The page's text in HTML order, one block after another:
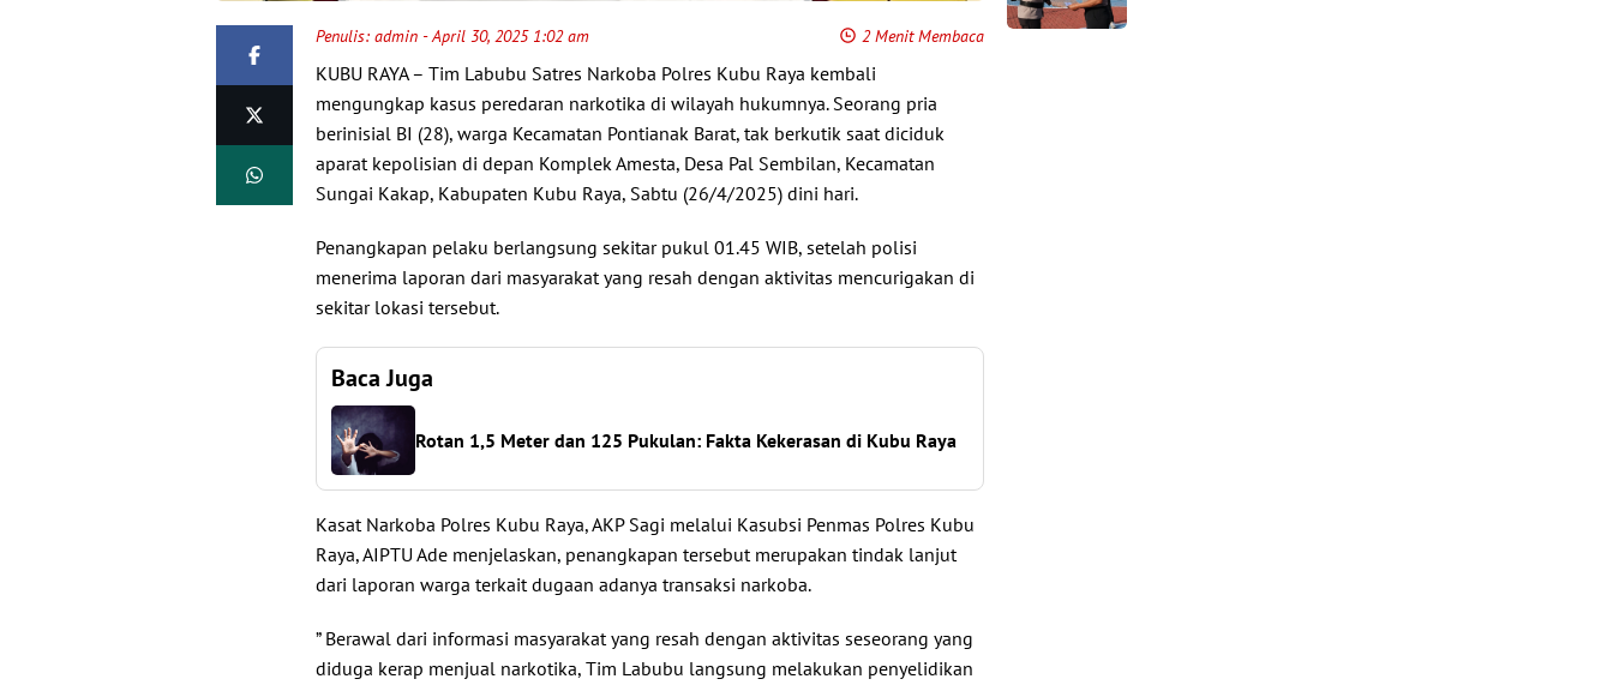
Penulis:admin - April 30, 2025 1:02 am 2 Menit Membaca
KUBU RAYA – Tim Labubu Satres Narkoba Polres Kubu Raya kembali
mengungkap kasus peredaran narkotika di wilayah hukumnya. Seorang pria
berinisial BI (28), warga Kecamatan Pontianak Barat, tak berkutik saat diciduk
aparat kepolisian di depan Komplek Amesta, Desa Pal Sembilan, Kecamatan
Sungai Kakap, Kabupaten Kubu Raya, Sabtu (26/4/2025) dini hari.
Penangkapan pelaku berlangsung sekitar pukul 01.45 WIB, setelah polisi
menerima laporan dari masyarakat yang resah dengan aktivitas mencurigakan di
sekitar lokasi tersebut.
Baca Juga
Rotan 1,5 Meter dan 125 Pukulan: Fakta Kekerasan di Kubu Raya
Kasat Narkoba Polres Kubu Raya, AKP Sagi melalui Kasubsi Penmas Polres Kubu
Raya, AIPTU Ade menjelaskan, penangkapan tersebut merupakan tindak lanjut
dari laporan warga terkait dugaan adanya transaksi narkoba.
” Berawal dari informasi masyarakat yang resah dengan aktivitas seseorang yang
diduga kerap menjual narkotika, Tim Labubu langsung melakukan penyelidikan